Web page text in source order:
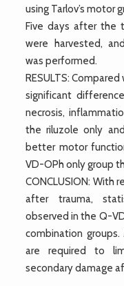
using Tarlov’s motor
Five days after the
were harvested,
was performed.
RESULTS:
significant
necrosis,
the riluzole only
better motor
VD-OPh only group
CONCLUSION: With
after trauma,
observed in the Q-
combination
are required to
secondary damage